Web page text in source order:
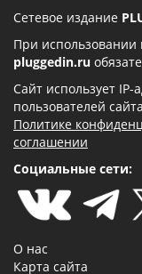
Сетевое издание
При использовании
pluggedin.ru
Сайт использует
пользователей
Политике
соглашении
Социальные сети:
О нас
Карта сайта